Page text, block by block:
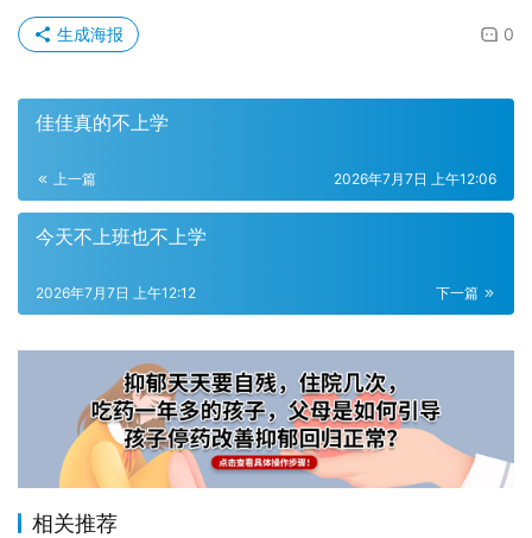
0
生成海报
佳佳真的不上学
上一篇 2026年7月7日 上午12:06
今天不上班也不上学
下一篇
2026年7月7日 上午12:12
相关推荐